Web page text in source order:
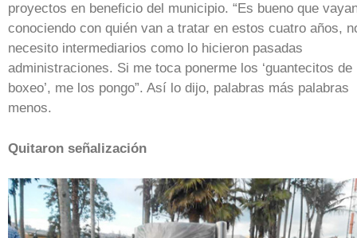
proyectos en beneficio del municipio. “Es bueno que
conociendo con quién van a tratar en estos cuatro años,
necesito intermediarios como lo hicieron pasadas
administraciones. Si me toca ponerme los ‘guantecitos de
boxeo’, me los pongo”. Así lo dijo, palabras más palabras
menos.
Quitaron señalización